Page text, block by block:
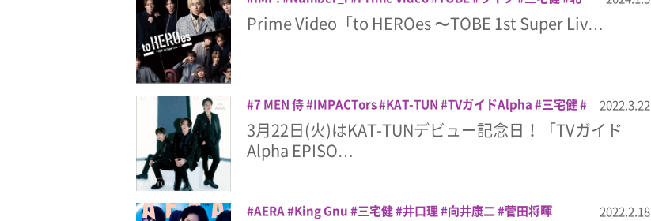
山宏光
大東立樹 滝沢秀明
Prime Video「to HEROes 〜TOBE 1st Super Liv…
7 MEN 侍 IMPACTors KAT-TUN TVガイドAlpha
三宅健
中島健人
加藤シゲアキ 北山宏光 山田涼介 松島聡
松村北
斗 正門良規 雑誌
2022.3.22
3月22日(火)はKAT-TUNデビュー記念日！「TVガイド
Alpha EPISO…
AERA King Gnu 三宅健 井口理 向井康二 菅田将暉 2022.2.18